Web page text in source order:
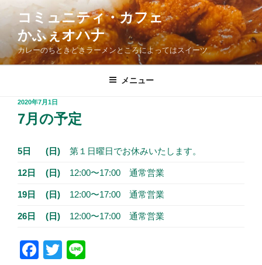
コ
ツ
コミュニティ・カフェ
かふぇオハナ
カレーのちときどきラーメンところによってはスイーツ
メニュー
投
日:
2020年7月1日
7月の予定
5日 (日) 第１日曜日でお休みいたします。
12日 (日) 12:00〜17:00 通常営業
19日 (日) 12:00〜17:00 通常営業
26日 (日) 12:00〜17:00 通常営業
F
T